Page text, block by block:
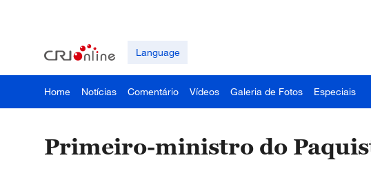
Language
Home Notícias Comentário Vídeos Galeria de Fotos Especiais
Primeiro-ministro do